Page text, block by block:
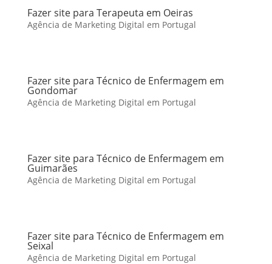
Fazer site para Terapeuta em Oeiras
Agência de Marketing Digital em Portugal
Fazer site para Técnico de Enfermagem em
Gondomar
Agência de Marketing Digital em Portugal
Fazer site para Técnico de Enfermagem em
Guimarães
Agência de Marketing Digital em Portugal
Fazer site para Técnico de Enfermagem em
Seixal
Agência de Marketing Digital em Portugal